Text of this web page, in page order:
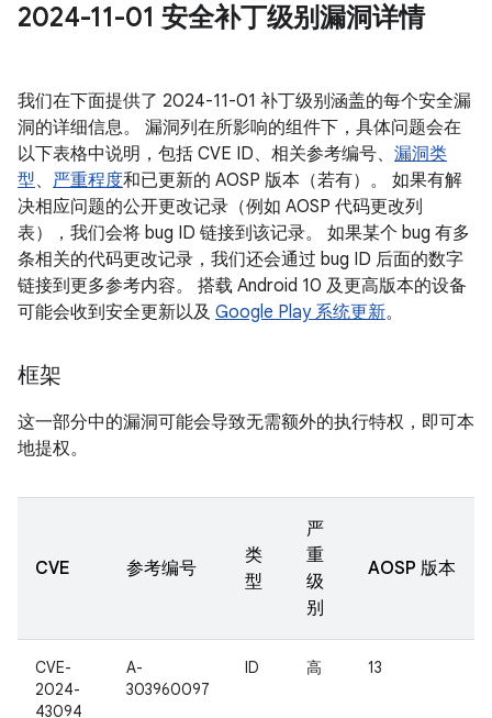
2024-11-01 安全补丁级别漏洞详情
我们在下面提供了 2024-11-01 补丁级别涵盖的每个安全漏
洞的详细信息。 漏洞列在所影响的组件下，具体问题会在
以下表格中说明，包括 CVE ID、相关参考编号、 漏洞类
型、 严重程度和已更新的 AOSP 版本（若有）。 如果有解
决相应问题的公开更改记录（例如 AOSP 代码更改列
表），我们会将 bug ID 链接到该记录。 如果某个 bug 有多
条相关的代码更改记录，我们还会通过 bug ID 后面的数字
链接到更多参考内容。 搭载 Android 10 及更高版本的设备
可能会收到安全更新以及 Google Play 系统更新。
框架
这一部分中的漏洞可能会导致无需额外的执行特权，即可本
地提权。
CVE 参考编号
类
型
严
重
级
别
AOSP 版本
CVE-
2024-
43094
A-
303960097
ID 高 13